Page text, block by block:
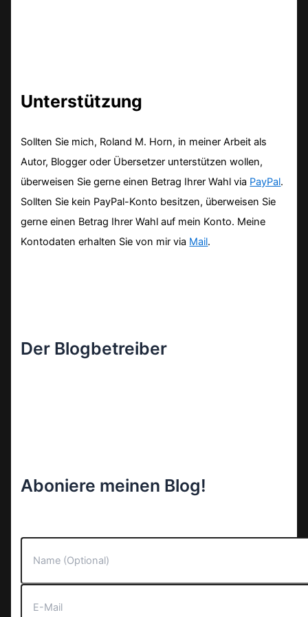
Unterstützung
Sollten Sie mich, Roland M. Horn, in meiner Arbeit als
Autor, Blogger oder Übersetzer unterstützen wollen,
überweisen Sie gerne einen Betrag Ihrer Wahl via PayPal.
Sollten Sie kein PayPal-Konto besitzen, überweisen Sie
gerne einen Betrag Ihrer Wahl auf mein Konto. Meine
Kontodaten erhalten Sie von mir via Mail.
Der Blogbetreiber
Aboniere meinen Blog!